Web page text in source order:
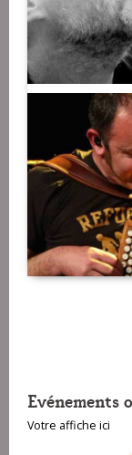
Evénements
Votre affiche ici